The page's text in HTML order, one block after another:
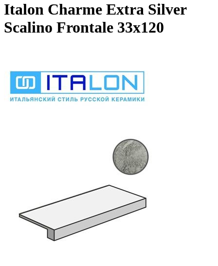
Italon Charme Extra Silver
Scalino Frontale 33x120